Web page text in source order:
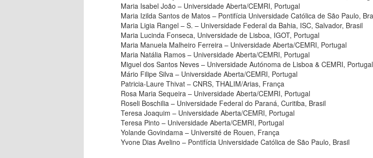
Maria Isabel João – Universidade Aberta/CEMRI, Portugal
Maria Izilda Santos de Matos – Pontifícia Universidade Católica de São Paulo,
Maria Ligia Rangel – S. – Universidade Federal da Bahia, ISC, Salvador, Brasil
Maria Lucinda Fonseca, Universidade de Lisboa, IGOT, Portugal
Maria Manuela Malheiro Ferreira – Universidade Aberta/CEMRI, Portugal
Maria Natália Ramos – Universidade Aberta/CEMRI, Portugal
Miguel dos Santos Neves – Universidade Autónoma de Lisboa & CEMRI, Portugal
Mário Filipe Silva – Universidade Aberta/CEMRI, Portugal
Patricia-Laure Thivat – CNRS, THALIM/Arias, França
Rosa Maria Sequeira – Universidade Aberta/CEMRI, Portugal
Roseli Boschilia – Universidade Federal do Paraná, Curitiba, Brasil
Teresa Joaquim – Universidade Aberta/CEMRI, Portugal
Teresa Pinto – Universidade Aberta/CEMRI, Portugal
Yolande Govindama – Université de Rouen, França
Yvone Dias Avelino – Pontifícia Universidade Católica de São Paulo, Brasil